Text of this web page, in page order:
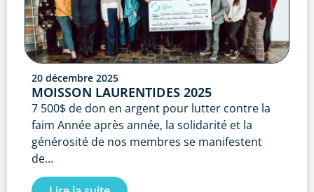
20 décembre 2025
MOISSON LAURENTIDES 2025
7 500$ de don en argent pour lutter contre la
faim Année après année, la solidarité et la
générosité de nos membres se manifestent
de...